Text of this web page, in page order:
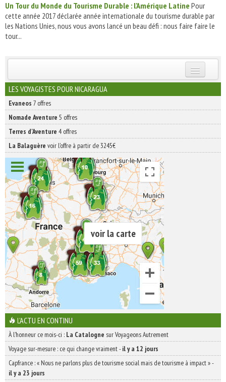
Un Tour du Monde du Tourisme Durable : l'Amérique Latine Pour
cette année 2017 déclarée année internationale du tourisme durable par
les Nations Unies, nous vous avons lancé un beau défi : nous faire faire le
tour...
INSCRIVEZ-VOUS | ABONNEZ-VOUS
LES VOYAGISTES POUR NICARAGUA
Evaneos 7 offres
Nomade Aventure 5 offres
Terres d'Aventure 4 offres
La Balaguère voir l'offre à partir de 3245€
voir la carte
L'ACTU EN CONTINU
À l'honneur ce mois-ci : La Catalogne sur Voyageons Autrement
Voyage sur-mesure : ce qui change vraiment-il y a 12 jours
Capfrance : « Nous ne parlons plus de tourisme social mais de tourisme à impact »-
il y a 23 jours